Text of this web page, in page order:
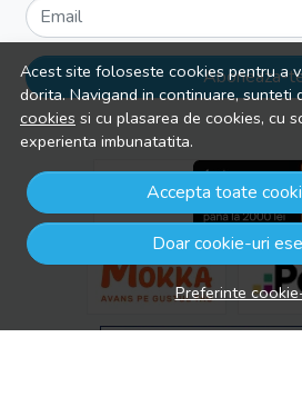
Acest site foloseste cookies pentru a
dorita. Navigand in continuare, sunteti
cookies si cu plasarea de cookies, cu
experienta imbunatatita.
Accepta toate
Doar cookie-uri
Preferinte
Email
Aboneaza-